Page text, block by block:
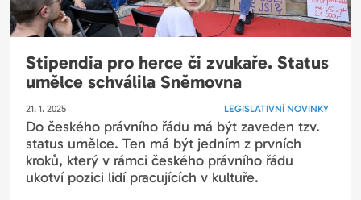
Stipendia pro herce či zvukaře. Status
umělce schválila Sněmovna
21. 1. 2025 LEGISLATIVNÍ NOVINKY
Do českého právního řádu má být zaveden tzv.
status umělce. Ten má být jedním z prvních
kroků, který v rámci českého právního řádu
ukotví pozici lidí pracujících v kultuře.